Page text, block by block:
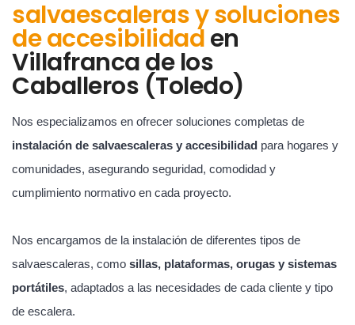
salvaescaleras y soluciones
de accesibilidaden
Villafranca de los
Caballeros (Toledo)
Nos especializamos en ofrecer soluciones completas de
instalación de salvaescaleras y accesibilidad para hogares y
comunidades, asegurando seguridad, comodidad y
cumplimiento normativo en cada proyecto.
Nos encargamos de la instalación de diferentes tipos de
salvaescaleras, como sillas, plataformas, orugas y sistemas
portátiles, adaptados a las necesidades de cada cliente y tipo
de escalera.